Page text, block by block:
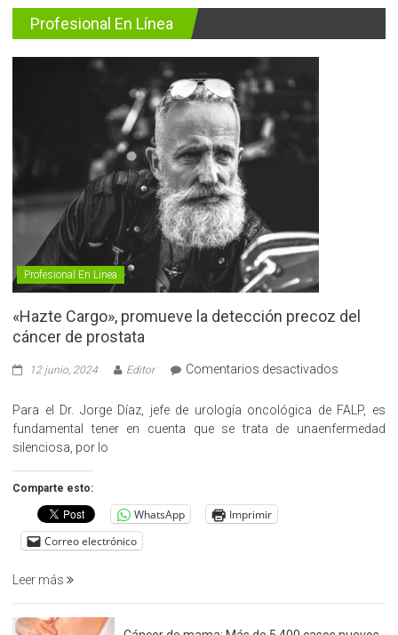
Profesional En Línea
Profesional En Línea
«Hazte Cargo», promueve la detección precoz del
cáncer de prostata
12 junio, 2024 Editor Comentarios desactivados
Cargo»,
promueve
Para el Dr. Jorge Díaz, jefe de urología oncológica de FALP, es
fundamental tener en cuenta que se trata de unaenfermedad
silenciosa, por lo
Comparte esto:
WhatsApp
Imprimir
Correo electrónico
Leer más